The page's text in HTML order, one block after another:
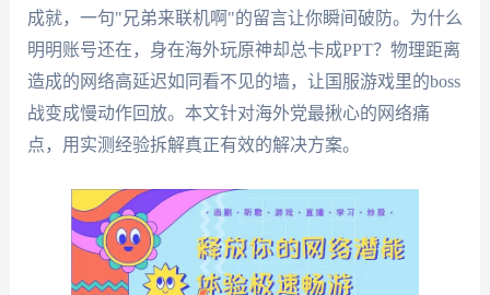
成就，一句"兄弟来联机啊"的留言让你瞬间破防。为什么
明明账号还在，身在海外玩原神却总卡成PPT？物理距离
造成的网络高延迟如同看不见的墙，让国服游戏里的boss
战变成慢动作回放。本文针对海外党最揪心的网络痛
点，用实测经验拆解真正有效的解决方案。